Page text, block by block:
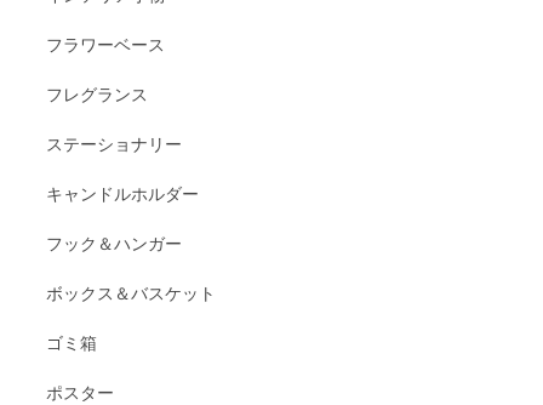
フラワーベース
フレグランス
ステーショナリー
キャンドルホルダー
フック＆ハンガー
ボックス＆バスケット
ゴミ箱
ポスター